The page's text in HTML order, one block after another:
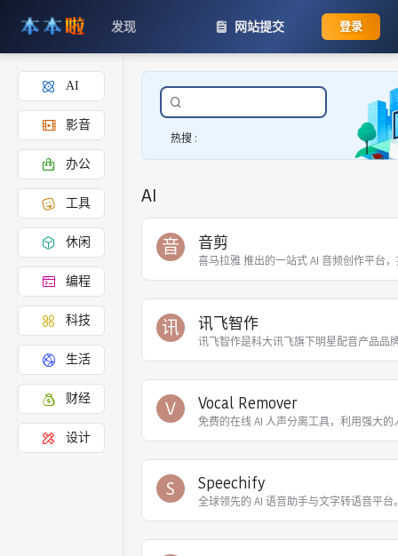
发现 网站提交 登录
AI
影音
办公
工具
休闲
编程
科技
生活
财经
设计
站
内
搜
索
热搜 :
AI
音 音剪
喜马拉雅 推出的一站式 AI 音频创作平台
讯 讯飞智作
讯飞智作是科大讯飞旗下明星配音产品品
V Vocal Remover
免费的在线 AI 人声分离工具，利用强大的
S Speechify
全球领先的 AI 语音助手与文字转语音平台